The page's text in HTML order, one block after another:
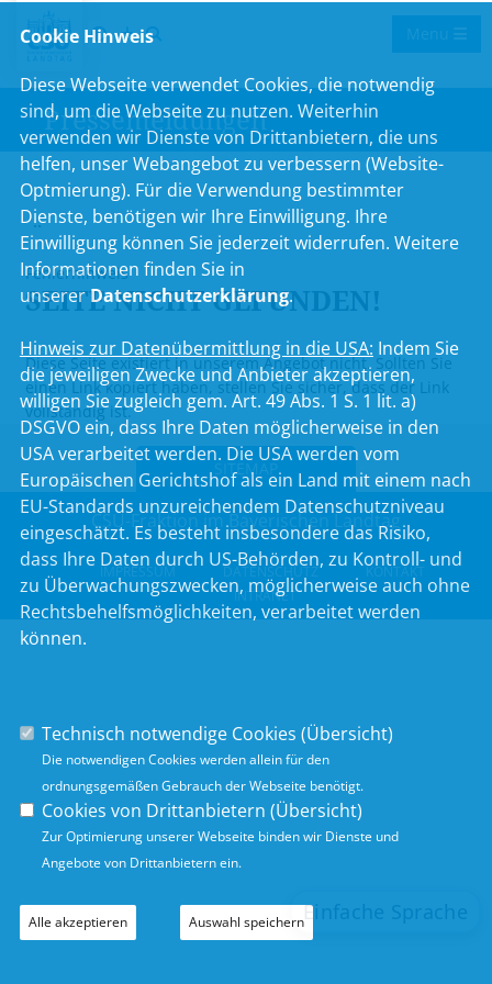
Menu
Pressemeldungen
..
Fehlerhinweis
SEITE NICHT GEFUNDEN!
Diese Seite existiert in unserem Angebot nicht. Sollten Sie
einen Link kopiert haben, stellen Sie sicher, dass der Link
vollständig ist.
SITEMAP
CSU-Fraktion im Bayerischen Landtag
IMPRESSUM DATENSCHUTZ
KONTAKT
INTRANET
Cookie Hinweis
Diese Webseite verwendet Cookies, die notwendig
sind, um die Webseite zu nutzen. Weiterhin
verwenden wir Dienste von Drittanbietern, die uns
helfen, unser Webangebot zu verbessern (Website-
Optmierung). Für die Verwendung bestimmter
Dienste, benötigen wir Ihre Einwilligung. Ihre
Einwilligung können Sie jederzeit widerrufen. Weitere
Informationen finden Sie in
unserer Datenschutzerklärung.
Hinweis zur Datenübermittlung in die USA: Indem Sie
die jeweiligen Zwecke und Anbieter akzeptieren,
willigen Sie zugleich gem. Art. 49 Abs. 1 S. 1 lit. a)
DSGVO ein, dass Ihre Daten möglicherweise in den
USA verarbeitet werden. Die USA werden vom
Europäischen Gerichtshof als ein Land mit einem nach
EU-Standards unzureichendem Datenschutzniveau
eingeschätzt. Es besteht insbesondere das Risiko,
dass Ihre Daten durch US-Behörden, zu Kontroll- und
zu Überwachungszwecken, möglicherweise auch ohne
Rechtsbehelfsmöglichkeiten, verarbeitet werden
können.
Technisch notwendige Cookies (Übersicht)
Die notwendigen Cookies werden allein für den
ordnungsgemäßen Gebrauch der Webseite benötigt.
Cookies von Drittanbietern (Übersicht)
Zur Optimierung unserer Webseite binden wir Dienste und
Angebote von Drittanbietern ein.
Alle akzeptieren Auswahl speichern